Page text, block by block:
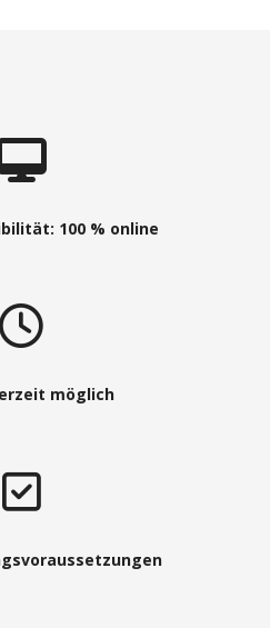
100 % online
möglich